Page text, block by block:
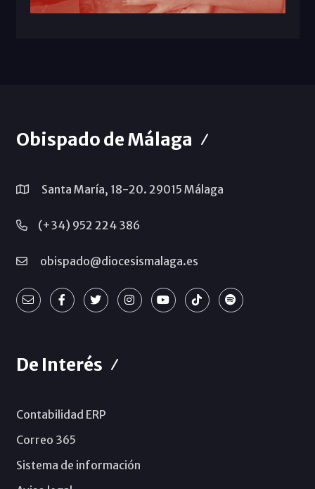
Obispado de Málaga
Santa María, 18-20. 29015 Málaga
(+34) 952 224 386
obispado@diocesismalaga.es
De Interés
Contabilidad ERP
Correo 365
Sistema de información